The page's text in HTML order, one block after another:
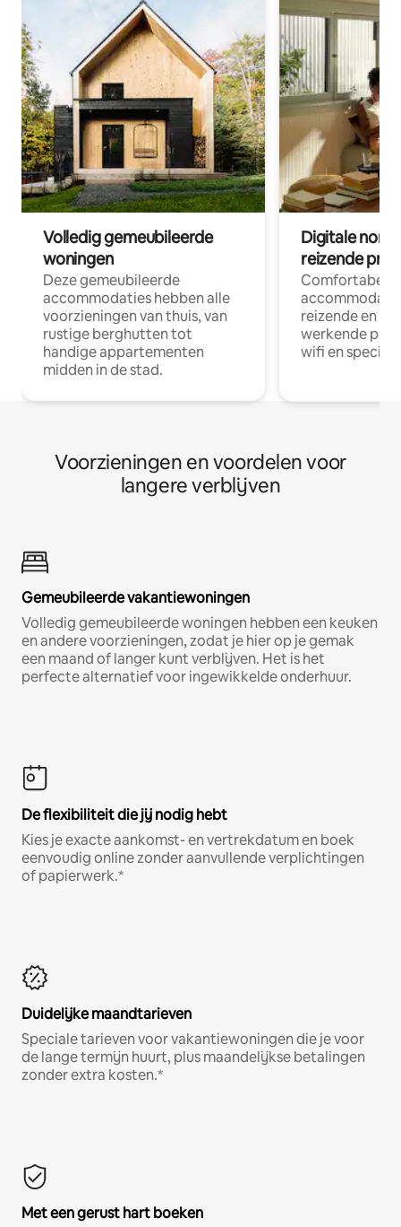
Volledig gemeubileerde
woningen
Deze gemeubileerde
accommodaties hebben alle
voorzieningen van thuis, van
rustige berghutten tot
handige appartementen
midden in de stad.
Digitale
reizende
Comfortabele
reizende en
werkende
wifi en
Voorzieningen en voordelen voor
langere verblijven
Gemeubileerde vakantiewoningen
Volledig gemeubileerde woningen hebben een keuken
en andere voorzieningen, zodat je hier op je gemak
een maand of langer kunt verblijven. Het is het
perfecte alternatief voor ingewikkelde onderhuur.
De flexibiliteit die jij nodig hebt
Kies je exacte aankomst- en vertrekdatum en boek
eenvoudig online zonder aanvullende verplichtingen
of papierwerk.*
Duidelijke maandtarieven
Speciale tarieven voor vakantiewoningen die je voor
de lange termijn huurt, plus maandelijkse betalingen
zonder extra kosten.*
Met een gerust hart boeken